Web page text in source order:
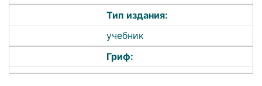
Тип издания:
учебник
Гриф: